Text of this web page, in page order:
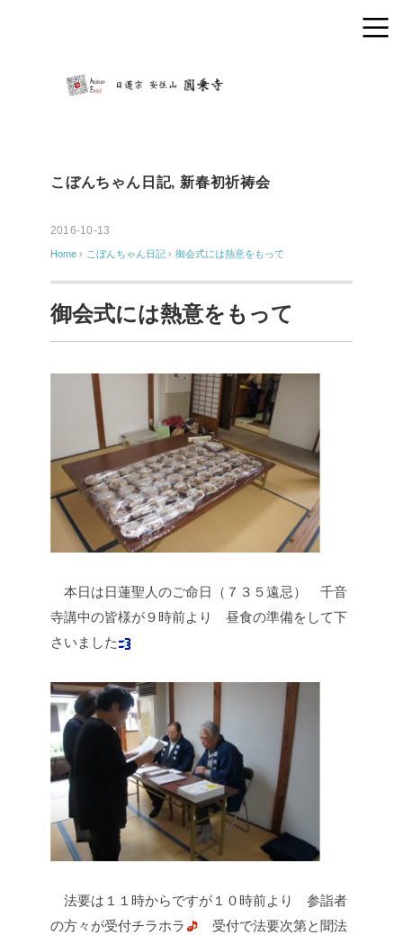
こぼんちゃん日記, 新春初祈祷会
2016-10-13
Home › こぼんちゃん日記 › 御会式には熱意をもって
御会式には熱意をもって
本日は日蓮聖人のご命日（７３５遠忌）
千音
寺講中の皆様が９時前より
昼食の準備をして下
さいました
法要は１１時からですが１０時前より
参詣者
の方々が受付チラホラ
受付で法要次第と聞法